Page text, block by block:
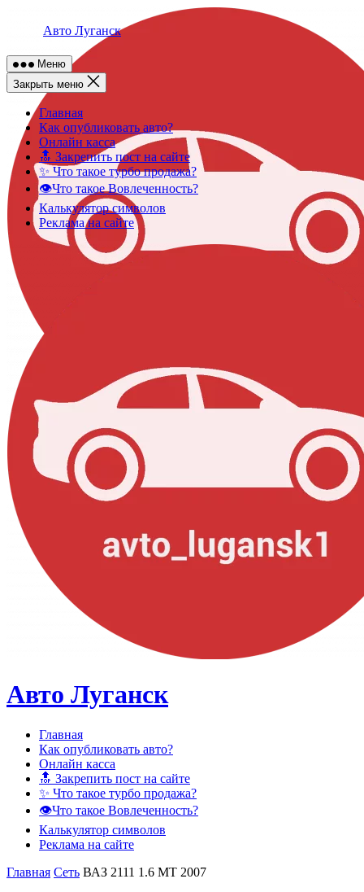
Авто Луганск
Меню
Закрыть меню
Главная
Как опубликовать авто?
Онлайн касса
🔝 Закрепить пост на сайте
✨ Что такое турбо продажа?
👁️Что такое Вовлеченность?
Калькулятор символов
Реклама на сайте
Авто Луганск
Главная
Как опубликовать авто?
Онлайн касса
🔝 Закрепить пост на сайте
✨ Что такое турбо продажа?
👁️Что такое Вовлеченность?
Калькулятор символов
Реклама на сайте
Главная Сеть ВАЗ 2111 1.6 MT 2007